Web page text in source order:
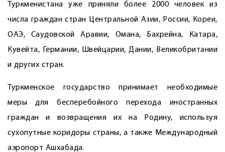
Туркменистана уже приняли более 2000 человек из
числа граждан стран Центральной Азии, России, Кореи,
ОАЭ, Саудовской Аравии, Омана, Бахрейна, Катара,
Кувейта, Германии, Швейцарии, Дании, Великобритании
и других стран.
Туркменское государство принимает необходимые
меры для бесперебойного перехода иностранных
граждан и возвращения их на Родину, используя
сухопутные коридоры страны, а также Международный
аэропорт Ашхабада.